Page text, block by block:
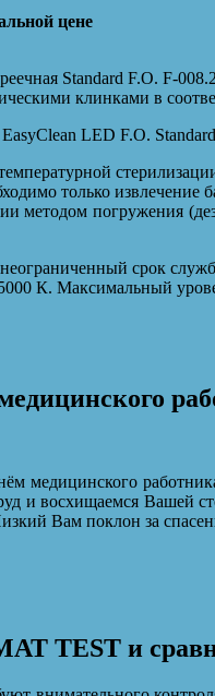
цене
Standard F.O. F-
клинками в
LED F.O.
только извлечение
методом погружения
срок
К. Максимальный
медицинского
и восхищаемся Вашей
Вам поклон за
TEST и